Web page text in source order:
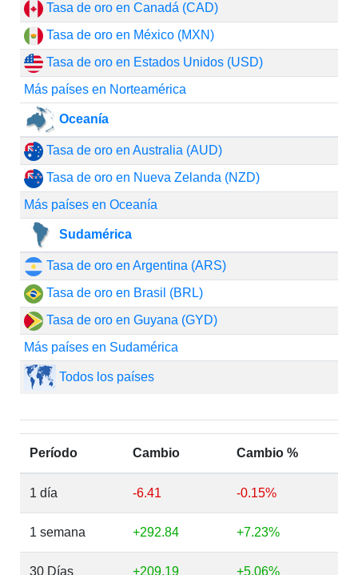
Tasa de oro en Canadá (CAD)
Tasa de oro en México (MXN)
Tasa de oro en Estados Unidos (USD)
Más países en Norteamérica
Oceanía
Tasa de oro en Australia (AUD)
Tasa de oro en Nueva Zelanda (NZD)
Más países en Oceanía
Sudamérica
Tasa de oro en Argentina (ARS)
Tasa de oro en Brasil (BRL)
Tasa de oro en Guyana (GYD)
Más países en Sudamérica
Todos los países
Período Cambio Cambio %
1 día -6.41 -0.15%
1 semana +292.84 +7.23%
30 Días +209.19 +5.06%